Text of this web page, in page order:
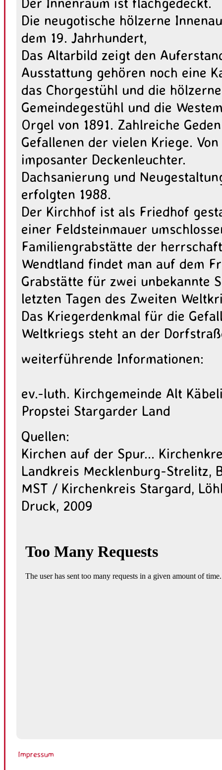
Die neugotische hölzerne
dem 19. Jahrhundert,
Das Altarbild zeigt den
Ausstattung gehören noch eine
das Chorgestühl und die
Gemeindegestühl und die
Orgel von 1891. Zahlreiche
Gefallenen der vielen Kriege.
imposanter Deckenleuchter.
Dachsanierung und
erfolgten 1988.
Der Kirchhof ist als Friedhof
einer Feldsteinmauer
Familiengrabstätte der
Wendtland findet man auf dem
Grabstätte für zwei unbekannte
letzten Tagen des Zweiten
Das Kriegerdenkmal für die
Weltkriegs steht an der
weiterführende Informationen:
ev.-luth. Kirchgemeinde Alt
Propstei Stargarder Land
Quellen:
Kirchen auf der Spur...
Landkreis Mecklenburg-Strelitz,
MST / Kirchenkreis Stargard,
Druck, 2009
Impressum